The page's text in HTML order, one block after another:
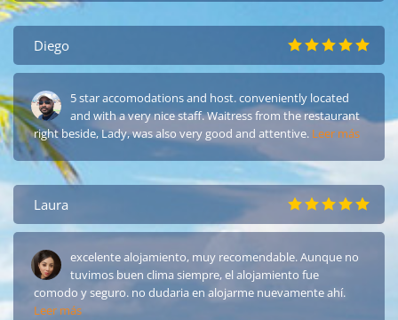
Diego
5 star accomodations and host. conveniently located
and with a very nice staff. Waitress from the restaurant
right beside, Lady, was also very good and attentive. Leer más
Laura
excelente alojamiento, muy recomendable. Aunque no
tuvimos buen clima siempre, el alojamiento fue
comodo y seguro. no dudaria en alojarme nuevamente ahí.
Leer más